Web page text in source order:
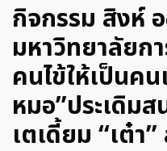
กิจกรรม สิงห์
มหาวิทยาลัยก
คนไข้ให้เป็นคน
หมอ”ประเดิม
เตเดี้ยม “เต๋า